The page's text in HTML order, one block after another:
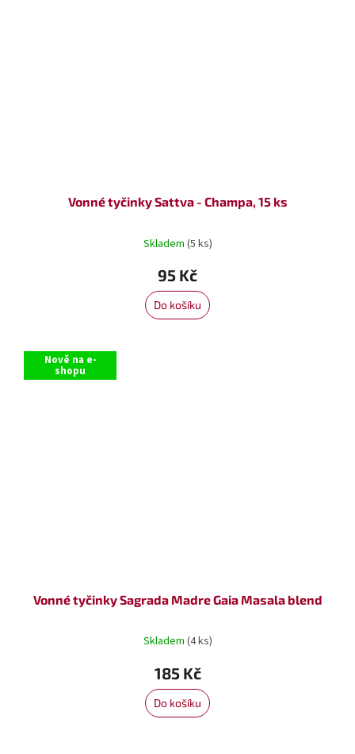
Vonné tyčinky Sattva - Champa, 15 ks
Skladem (5 ks)
95 Kč
Do košíku
Nově na e-
shopu
Vonné tyčinky Sagrada Madre Gaia Masala blend
Skladem (4 ks)
185 Kč
Do košíku